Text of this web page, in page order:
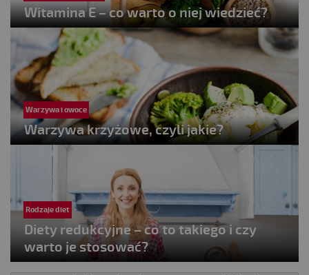
Witamina E – co warto o niej wiedzieć?
Warzywa krzyżowe, czyli jakie?
Warzywa i owoce
Diety redukcyjne – co to takiego i czy
warto je stosować?
Rodzaje diet